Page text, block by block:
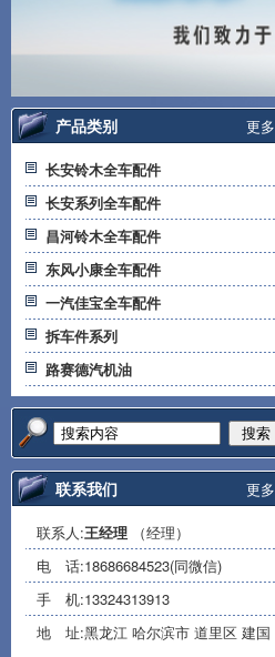
更多
产品类别
长安铃木全车配件
长安系列全车配件
昌河铃木全车配件
东风小康全车配件
一汽佳宝全车配件
拆车件系列
路赛德汽机油
搜索
更多
联系我们
联系人:王经理 （经理）
电 话:18686684523(同微信)
手 机:13324313913
地 址:黑龙江 哈尔滨市 道里区 建国